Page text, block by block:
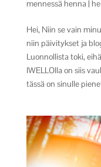
mennessä henna |
Hei, Niin se vain
niin päivitykset ja
Luonnollista toki,
IWELLOlla on siis
tässä on sinulle